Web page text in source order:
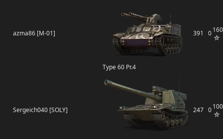
azma86 [M-01]
Type 60 Pr.4
391 0160
Sergeich040 [SOLY] 247 0100